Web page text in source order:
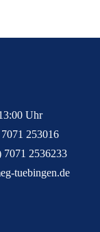
Uhr
253016
7071 2536233
tuebingen.de